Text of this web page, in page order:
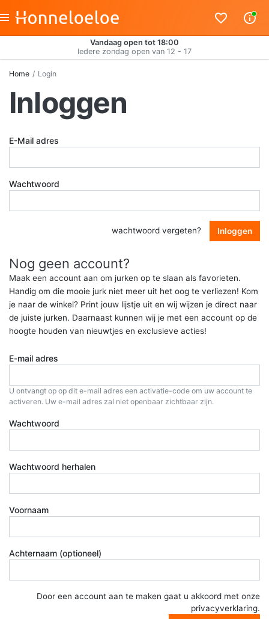
Vandaag open tot 18:00
Iedere zondag open van 12 - 17
Home Login
Inloggen
E-Mail adres
Wachtwoord
wachtwoord vergeten? Inloggen
Nog geen account?
Maak een account aan om jurken op te slaan als favorieten.
Handig om die mooie jurk niet meer uit het oog te verliezen! Kom
je naar de winkel? Print jouw lijstje uit en wij wijzen je direct naar
de juiste jurken. Daarnaast kunnen wij je met een account op de
hoogte houden van nieuwtjes en exclusieve acties!
E-mail adres
U ontvangt op op dit e-mail adres een activatie-code om uw account te
activeren. Uw e-mail adres zal niet openbaar zichtbaar zijn.
Wachtwoord
Wachtwoord herhalen
Voornaam
Achternaam (optioneel)
Door een account aan te maken gaat u akkoord met onze
privacyverklaring.